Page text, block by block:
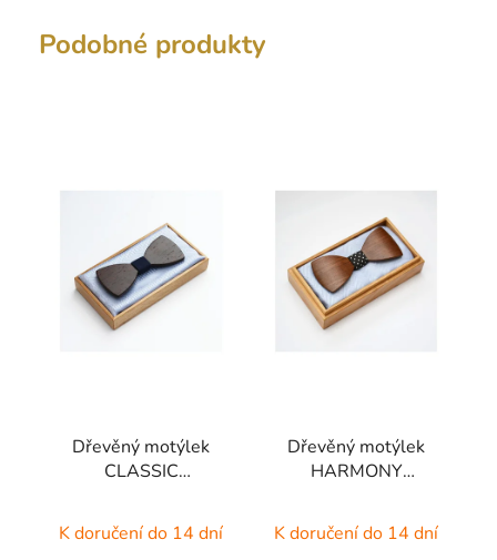
Podobné produkty
Dřevěný motýlek
CLASSIC
WENGE
K doručení do 14 dní
Dřevěný motýlek
HARMONY
OŘECH
K doručení do 14 dní